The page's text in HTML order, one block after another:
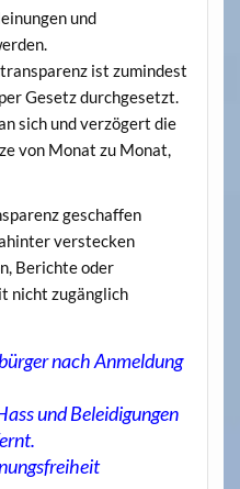
und
ist zumindest
Gesetz durchgesetzt.
sich und verzögert die
von Monat zu Monat,
geschaffen
verstecken
Berichte oder
nicht zugänglich
nach Anmeldung
und Beleidigungen